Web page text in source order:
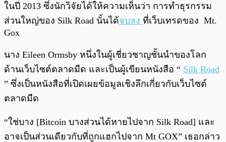
ในปี 2013 ซึ่งนักวิจัยได้ให้ความเห็นว่า การทำธุรกรรม
ส่วนใหญ่ของ Silk Road นั้นได้จบลง ที่เว็บเทรดของ Mt.
Gox
นาง Eileen Ormsby หนึ่งในผู้เชี่ยวชาญชั้นนำของโลก
ด้านเว็บไซต์ตลาดมืด และเป็นผู้เขียนหนังสือ “ Silk Road
” ซึ่งเป็นหนังสือที่เปิดเผยข้อมูลเชิงลึกเกี่ยวกับเว็บไซต์
ตลาดมืด
“ใช่บาง [Bitcoin บางส่วนได้หายไปจาก Silk Road] และ
อาจเป็นส่วนเดียวกับที่ถูกแฮกไปจาก Mt GOX” เธอกล่าว